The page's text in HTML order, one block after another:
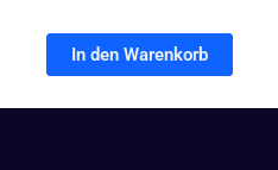
In den Warenkorb